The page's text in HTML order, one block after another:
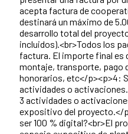
acepta factura de
destinará un máximo de
desarrollo total del
incluidos).<br>Todos los
factura. El importe final es
montaje, transporte, pago
honorarios, etc</p><p>4:
actividades o
3 actividades o
expositivo del proyecto.</
ser 100 % digital?<br>El